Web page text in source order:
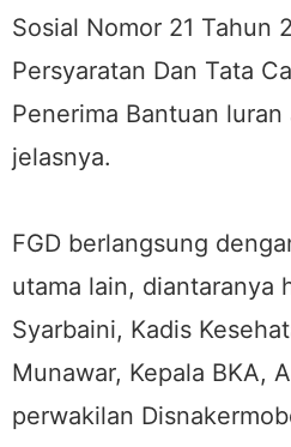
Sosial Nomor 21 Tahun
Persyaratan Dan Tata
Penerima Bantuan luran
jelasnya.
FGD berlangsung
utama lain, diantaranya
Syarbaini, Kadis
Munawar, Kepala BKA,
perwakilan